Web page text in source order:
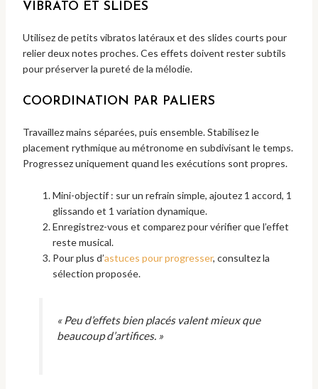
VIBRATO ET SLIDES
Utilisez de petits vibratos latéraux et des slides courts pour
relier deux notes proches. Ces effets doivent rester subtils
pour préserver la pureté de la mélodie.
COORDINATION PAR PALIERS
Travaillez mains séparées, puis ensemble. Stabilisez le
placement rythmique au métronome en subdivisant le temps.
Progressez uniquement quand les exécutions sont propres.
Mini-objectif : sur un refrain simple, ajoutez 1 accord, 1
glissando et 1 variation dynamique.
Enregistrez-vous et comparez pour vérifier que l’effet
reste musical.
Pour plus d’astuces pour progresser, consultez la
sélection proposée.
« Peu d’effets bien placés valent mieux que
beaucoup d’artifices. »